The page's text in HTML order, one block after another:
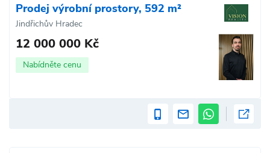
Prodej výrobní prostory, 592 m²
Jindřichův Hradec
12 000 000 Kč
Nabídněte cenu